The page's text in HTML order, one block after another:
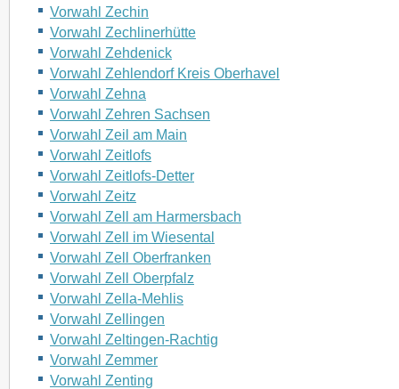
Vorwahl Zechin
Vorwahl Zechlinerhütte
Vorwahl Zehdenick
Vorwahl Zehlendorf Kreis Oberhavel
Vorwahl Zehna
Vorwahl Zehren Sachsen
Vorwahl Zeil am Main
Vorwahl Zeitlofs
Vorwahl Zeitlofs-Detter
Vorwahl Zeitz
Vorwahl Zell am Harmersbach
Vorwahl Zell im Wiesental
Vorwahl Zell Oberfranken
Vorwahl Zell Oberpfalz
Vorwahl Zella-Mehlis
Vorwahl Zellingen
Vorwahl Zeltingen-Rachtig
Vorwahl Zemmer
Vorwahl Zenting